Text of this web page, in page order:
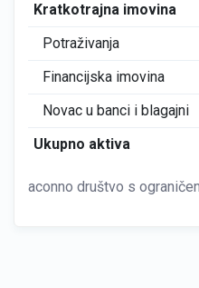
Kratkotrajna imovina
Potraživanja
Financijska imovina
Novac u banci i blagajni
Ukupno aktiva
aconno društvo s